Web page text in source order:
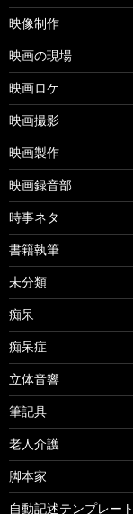
映像制作
映画の現場
映画ロケ
映画撮影
映画製作
映画録音部
時事ネタ
書籍執筆
未分類
痴呆
痴呆症
立体音響
筆記具
老人介護
脚本家
自動記述テンプレート